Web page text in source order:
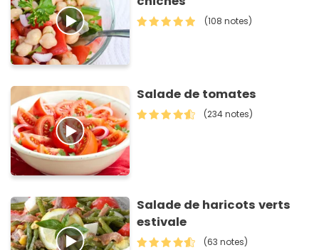
(108 notes)
Salade de tomates
(234 notes)
Salade de haricots verts
estivale
(63 notes)